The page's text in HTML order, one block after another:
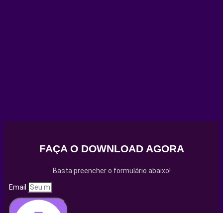
FAÇA O DOWNLOAD AGORA
Basta preencher o formulário abaixo!
Email